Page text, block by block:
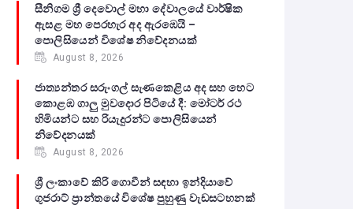
සීනිගම ශ්‍රී දෙවොල් මහා දේවාලයේ වාර්ෂික
ඇසළ මහ පෙරහැර අද ඇරඹෙයි –
පොලිසියෙන් විශේෂ නිවේදනයක්
August 8, 2026
ජාත්‍යන්තර සරුංගල් සැණකෙළිය අද සහ හෙට
කොළඹ ගාලු මුවදොර පිටියේ දී: මෝටර් රථ
හිමියන්ට සහ රියැදුරන්ට පොලිසියෙන්
නිවේදනයක්
August 8, 2026
ශ්‍රී ලංකාවේ කිරි ගොවීන් සඳහා ඉන්දියාවේ
ගුජරාට් ප්‍රාන්තයේ විශේෂ පුහුණු වැඩසටහනක්